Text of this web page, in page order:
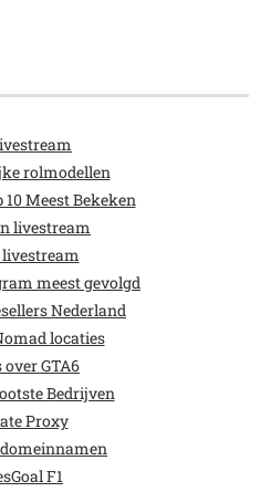
rolmodellen
10 Meest Bekeken
livestream
livestream
meest gevolgd
Nederland
locaties
over GTA6
Bedrijven
Proxy
F1